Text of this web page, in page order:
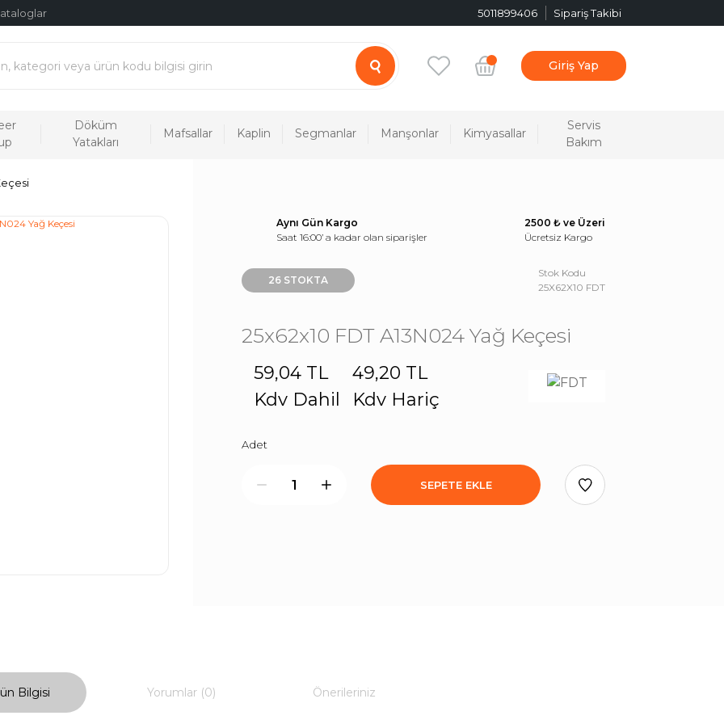
5011899406 Sipariş Takibi
Giriş Yap
Döküm
Yatakları
Mafsallar Kaplin Segmanlar Manşonlar Kimyasallar
Servis
Bakım
Aynı Gün Kargo
Saat 16:00’ a kadar olan siparişler
2500 ₺ ve Üzeri
Ücretsiz Kargo
26 STOKTA
Stok Kodu
25X62X10 FDT
25x62x10 FDT A13N024 Yağ Keçesi
59,04 TL
Kdv Dahil
49,20 TL
Kdv Hariç
Adet
SEPETE EKLE
Bilgisi Yorumlar (0) Önerileriniz